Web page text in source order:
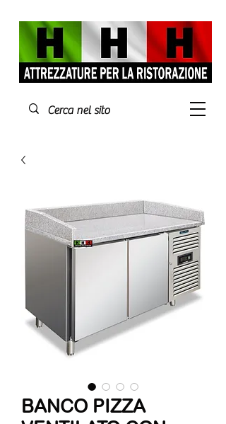
BANCO PIZZA